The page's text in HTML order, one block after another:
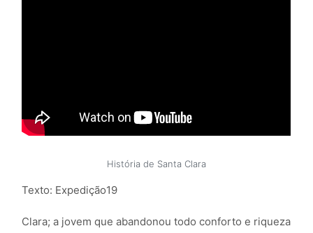
História de Santa Clara
Texto: Expedição19
Clara; a jovem que abandonou todo conforto e riqueza